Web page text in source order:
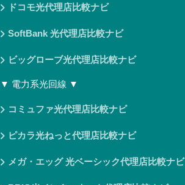
ドコモ光代理店比較ナビ
SoftBank 光代理店比較ナビ
ビッグローブ光代理店比較ナビ
▼ 電力系光回線 ▼
コミュファ光代理店比較ナビ
ピカラ光ねっと代理店比較ナビ
メガ・エッグ 光ベーシック代理店比較ナビ